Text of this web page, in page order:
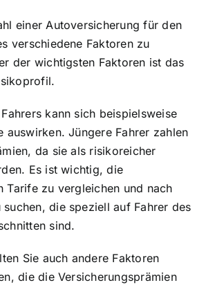
einer Autoversicherung für den
verschiedene Faktoren zu
der wichtigsten Faktoren ist das
kann sich beispielsweise
auswirken. Jüngere Fahrer zahlen
da sie als risikoreicher
Es ist wichtig, die
Tarife zu vergleichen und nach
die speziell auf Fahrer des
sind.
Sie auch andere Faktoren
die die Versicherungsprämien